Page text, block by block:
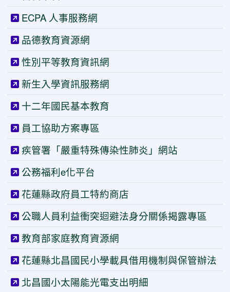
ECPA 人事服務網
品德教育資源網
性別平等教育資訊網
新生入學資訊服務網
十二年國民基本教育
員工協助方案專區
疾管署「嚴重特殊傳染性肺炎」網站
公務福利e化平台
花蓮縣政府員工特約商店
公職人員利益衝突迴避法身分關係揭露專區
教育部家庭教育資源網
花蓮縣北昌國民小學載具借用機制與保管辦法
北昌國小太陽能光電支出明細